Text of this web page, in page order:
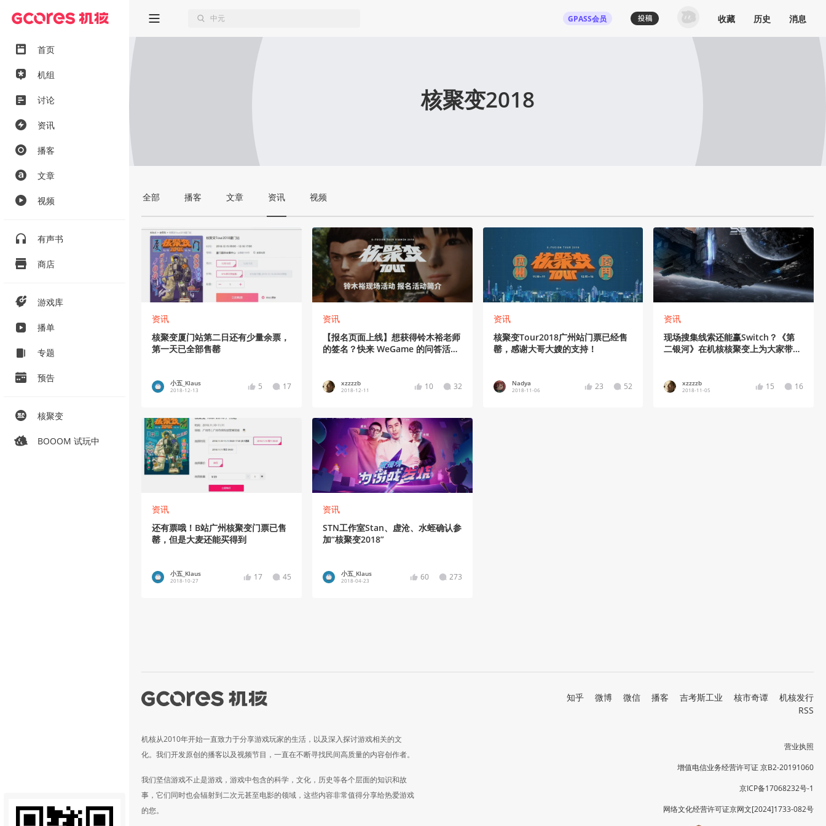
首页
机组
讨论
资讯
播客
文章
视频
有声书
商店
游戏库
播单
专题
预告
核聚变
BOOOM 试玩中
GPASS会员 收藏 历史 消息
核聚变2018
全部 播客 文章 资讯 视频
资讯
核聚变厦门站第二日还有少量余票，
第一天已全部售罄
小五_Klaus
2018-12-13 5 17
资讯
【报名页面上线】想获得铃木裕老师
的签名？快来 WeGame 的问答活动
xzzzzb
2018-12-11 10 32
资讯
核聚变Tour2018广州站门票已经售
罄，感谢大哥大嫂的支持！
Nadya
2018-11-06 23 52
资讯
现场搜集线索还能赢Switch？《第
二银河》在机核核聚变上为大家带来
xzzzzb
2018-11-05 15 16
资讯
还有票哦！B站广州核聚变门票已售
罄，但是大麦还能买得到
小五_Klaus
2018-10-27 17 45
资讯
STN工作室Stan、虚沧、水蛭确认参
加“核聚变2018”
小五_Klaus
2018-04-23 60 273
机核从2010年开始一直致力于分享游戏玩家的生活，以及深入探讨游戏相关的文
化。我们开发原创的播客以及视频节目，一直在不断寻找民间高质量的内容创作者。
我们坚信游戏不止是游戏，游戏中包含的科学，文化，历史等各个层面的知识和故
事，它们同时也会辐射到二次元甚至电影的领域，这些内容非常值得分享给热爱游戏
的您。
知乎 微博 微信 播客 吉考斯工业 核市奇谭
机核发行
RSS
营业执照
增值电信业务经营许可证 京B2-20191060
京ICP备17068232号-1
网络文化经营许可证京网文[2024]1733-082号